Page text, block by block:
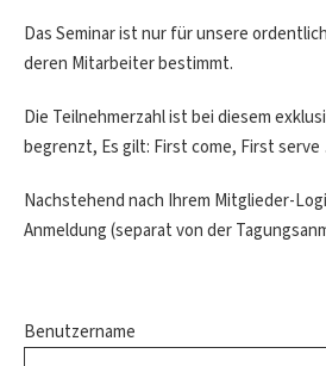
Das Seminar ist nur für unsere
deren Mitarbeiter bestimmt.
Die Teilnehmerzahl ist bei diesem
begrenzt, Es gilt: First come, First
Nachstehend nach Ihrem Mitglieder-
Anmeldung (separat von der
Benutzername